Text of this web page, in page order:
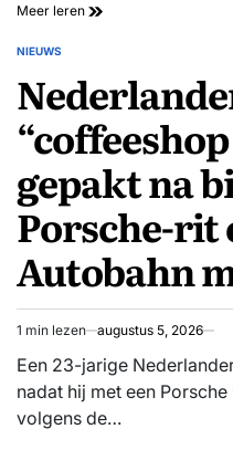
Meer leren Invalkracht
Amsterdam
verdacht
van
misbruik
kinderen
GEPLAATST
NIEUWS
gepakt na
Porsche-rit
Autobahn
Geschatte
leestijd
1 min lezen augustus 5, 2026
Een 23-jarige
nadat hij met een
volgens de…